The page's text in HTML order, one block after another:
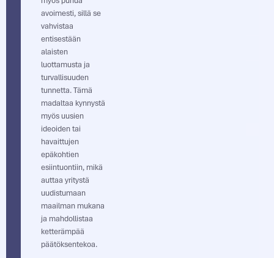
avoimesti, sillä se
vahvistaa
entisestään
alaisten
luottamusta ja
turvallisuuden
tunnetta. Tämä
madaltaa kynnystä
myös uusien
ideoiden tai
havaittujen
epäkohtien
esiintuontiin, mikä
auttaa yritystä
uudistumaan
maailman mukana
ja mahdollistaa
ketterämpää
päätöksentekoa.